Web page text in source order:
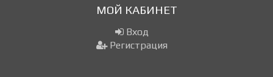
МОЙ КАБИНЕТ
Вход
Регистрация